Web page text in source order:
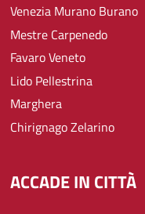
Venezia Murano Burano
Mestre Carpenedo
Favaro Veneto
Lido Pellestrina
Marghera
Chirignago Zelarino
ACCADE IN CITTÀ